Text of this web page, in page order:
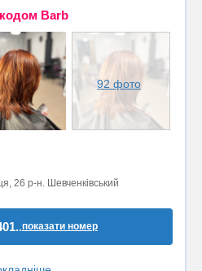
Barb
92 фото
26 р-н. Шевченківський
показати номер